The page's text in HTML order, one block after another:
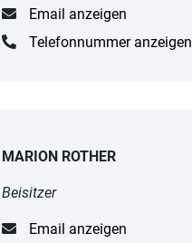
Email anzeigen
Telefonnummer anzeigen
MARION ROTHER
Beisitzer
Email anzeigen